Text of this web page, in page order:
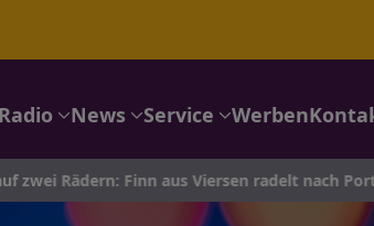
News Service Werben
Finn aus Viersen radelt nach Portugal